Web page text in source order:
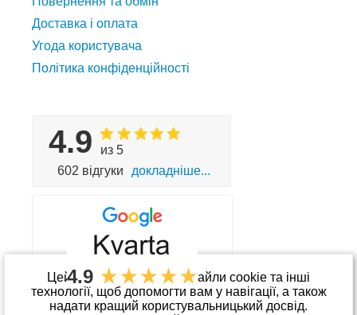
Цей сайт використовує файли cookie та інші
технології, щоб допомогти вам у навігації, а також
надати кращий користувальницький досвід.
Доставка і оплата
Угода користувача
Політика конфіденційності
4.9
из 5
602 відгуки
докладніше...
4.9